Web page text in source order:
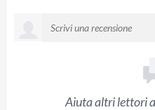
Aiuta altri lettori